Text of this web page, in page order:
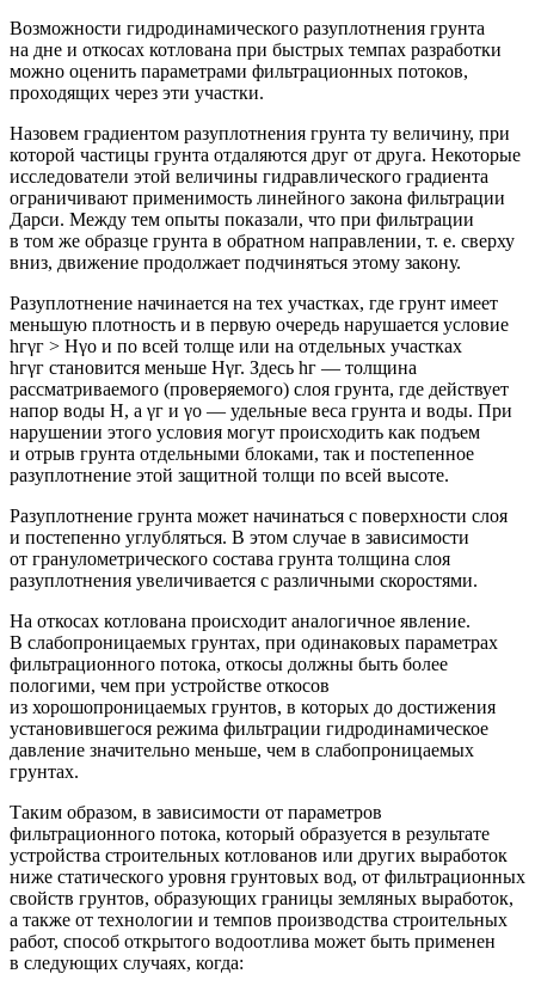
Возможности гидродинамического разуплотнения грунта
на дне и откосах котлована при быстрых темпах разработки
можно оценить параметрами фильтрационных потоков,
проходящих через эти участки.
Назовем градиентом разуплотнения грунта ту величину, при
которой частицы грунта отдаляются друг от друга. Некоторые
исследователи этой величины гидравлического градиента
ограничивают применимость линейного закона фильтрации
Дарси. Между тем опыты показали, что при фильтрации
в том же образце грунта в обратном направлении, т. е. сверху
вниз, движение продолжает подчиняться этому закону.
Разуплотнение начинается на тех участках, где грунт имеет
меньшую плотность и в первую очередь нарушается условие
hгγг > Нγo и по всей толще или на отдельных участках
hгγг становится меньше Нγг. Здесь hг — толщина
рассматриваемого (проверяемого) слоя грунта, где действует
напор воды Н, a γг и γо — удельные веса грунта и воды. При
нарушении этого условия могут происходить как подъем
и отрыв грунта отдельными блоками, так и постепенное
разуплотнение этой защитной толщи по всей высоте.
Разуплотнение грунта может начинаться с поверхности слоя
и постепенно углубляться. В этом случае в зависимости
от гранулометрического состава грунта толщина слоя
разуплотнения увеличивается с различными скоростями.
На откосах котлована происходит аналогичное явление.
В слабопроницаемых грунтах, при одинаковых параметрах
фильтрационного потока, откосы должны быть более
пологими, чем при устройстве откосов
из хорошопроницаемых грунтов, в которых до достижения
установившегося режима фильтрации гидродинамическое
давление значительно меньше, чем в слабопроницаемых
грунтах.
Таким образом, в зависимости от параметров
фильтрационного потока, который образуется в результате
устройства строительных котлованов или других выработок
ниже статического уровня грунтовых вод, от фильтрационных
свойств грунтов, образующих границы земляных выработок,
а также от технологии и темпов производства строительных
работ, способ открытого водоотлива может быть применен
в следующих случаях, когда: